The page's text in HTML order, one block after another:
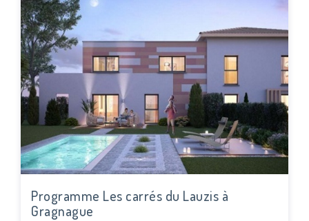
Programme Les carrés du Lauzis à
Gragnague